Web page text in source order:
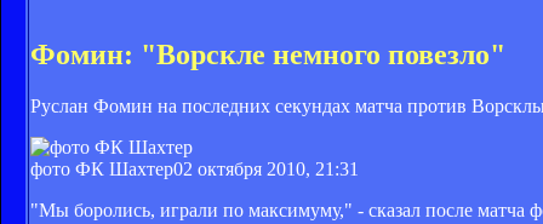
Фомин: "Ворскле немного повезло"
Руслан Фомин на последних секундах матча против
фото ФК Шахтер02 октября 2010, 21:31
"Мы боролись, играли по максимуму," - сказал после матча